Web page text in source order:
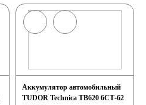
Аккумулятор автомобильный
TUDOR Technica TB620 6СТ-62